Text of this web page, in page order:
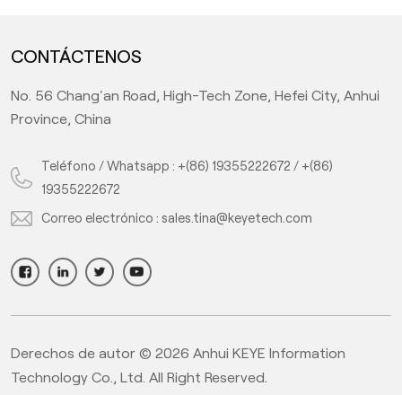
CONTÁCTENOS
No. 56 Chang'an Road, High-Tech Zone, Hefei City, Anhui
Province, China
Teléfono / Whatsapp : +(86) 19355222672 / +(86)
19355222672
Correo electrónico :sales.tina@keyetech.com
Derechos de autor © 2026 Anhui KEYE Information
Technology Co., Ltd. All Right Reserved.